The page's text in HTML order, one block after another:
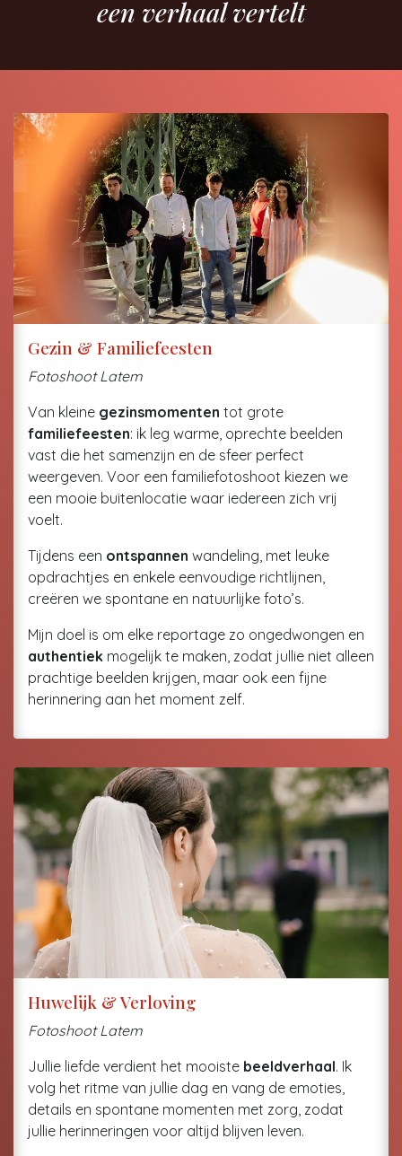
een verhaal vertelt
Gezin & Familiefeesten
Fotoshoot Latem
Van kleine gezinsmomenten tot grote
familiefeesten: ik leg warme, oprechte beelden
vast die het samenzijn en de sfeer perfect
weergeven. Voor een familiefotoshoot kiezen we
een mooie buitenlocatie waar iedereen zich vrij
voelt.
Tijdens een ontspannen wandeling, met leuke
opdrachtjes en enkele eenvoudige richtlijnen,
creëren we spontane en natuurlijke foto’s.
Mijn doel is om elke reportage zo ongedwongen en
authentiek mogelijk te maken, zodat jullie niet alleen
prachtige beelden krijgen, maar ook een fijne
herinnering aan het moment zelf.
Huwelijk & Verloving
Fotoshoot Latem
Jullie liefde verdient het mooiste beeldverhaal. Ik
volg het ritme van jullie dag en vang de emoties,
details en spontane momenten met zorg, zodat
jullie herinneringen voor altijd blijven leven.